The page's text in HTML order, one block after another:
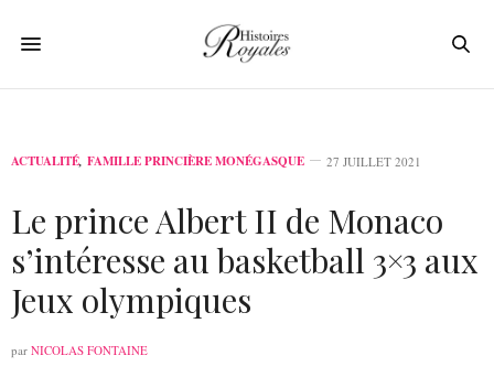
ACTUALITÉ, FAMILLE PRINCIÈRE MONÉGASQUE 27 JUILLET 2021
Le prince Albert II de Monaco
s’intéresse au basketball 3×3 aux
Jeux olympiques
par NICOLAS FONTAINE